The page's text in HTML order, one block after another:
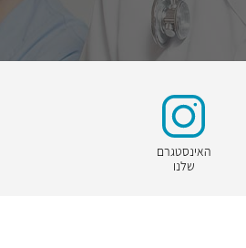
האינסטגרם
שלנו